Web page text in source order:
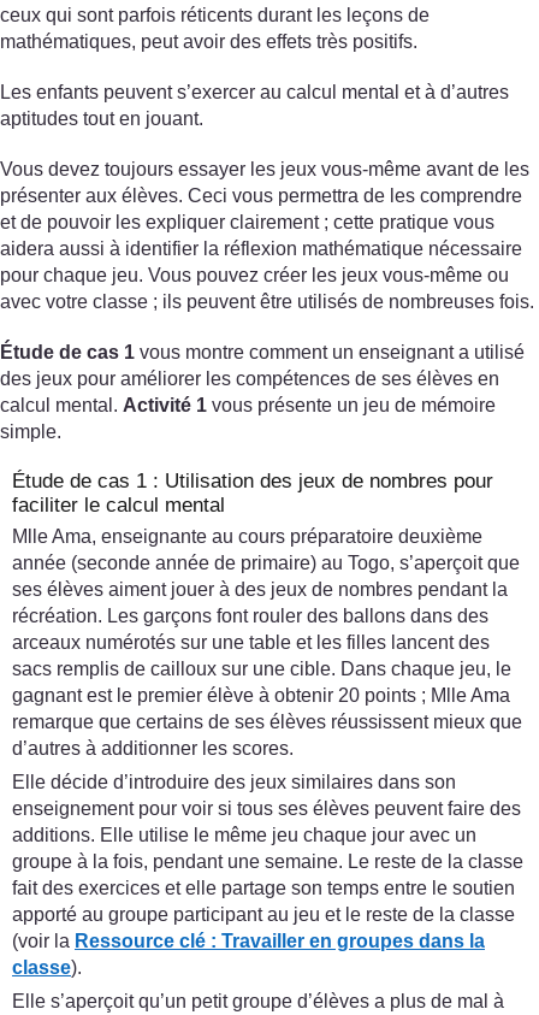
ceux qui sont parfois réticents durant les leçons de
mathématiques, peut avoir des effets très positifs.
Les enfants peuvent s’exercer au calcul mental et à d’autres
aptitudes tout en jouant.
Vous devez toujours essayer les jeux vous-même avant de les
présenter aux élèves. Ceci vous permettra de les comprendre
et de pouvoir les expliquer clairement ; cette pratique vous
aidera aussi à identifier la réflexion mathématique nécessaire
pour chaque jeu. Vous pouvez créer les jeux vous-même ou
avec votre classe ; ils peuvent être utilisés de nombreuses fois.
Étude de cas 1 vous montre comment un enseignant a utilisé
des jeux pour améliorer les compétences de ses élèves en
calcul mental. Activité 1 vous présente un jeu de mémoire
simple.
Étude de cas 1 : Utilisation des jeux de nombres pour
faciliter le calcul mental
Mlle Ama, enseignante au cours préparatoire deuxième
année (seconde année de primaire) au Togo, s’aperçoit que
ses élèves aiment jouer à des jeux de nombres pendant la
récréation. Les garçons font rouler des ballons dans des
arceaux numérotés sur une table et les filles lancent des
sacs remplis de cailloux sur une cible. Dans chaque jeu, le
gagnant est le premier élève à obtenir 20 points ; Mlle Ama
remarque que certains de ses élèves réussissent mieux que
d’autres à additionner les scores.
Elle décide d’introduire des jeux similaires dans son
enseignement pour voir si tous ses élèves peuvent faire des
additions. Elle utilise le même jeu chaque jour avec un
groupe à la fois, pendant une semaine. Le reste de la classe
fait des exercices et elle partage son temps entre le soutien
apporté au groupe participant au jeu et le reste de la classe
(voir la Ressource clé : Travailler en groupes dans la
classe).
Elle s’aperçoit qu’un petit groupe d’élèves a plus de mal à